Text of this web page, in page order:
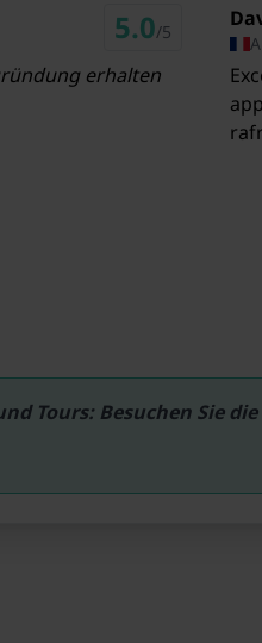
5.0/5
erhalten
Tours: Besuchen Sie